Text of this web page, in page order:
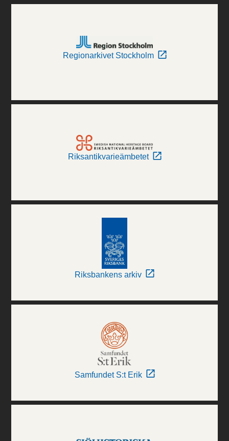
Regionarkivet Stockholm
Riksantikvarieämbetet
Riksbankens arkiv
Samfundet S:t Erik